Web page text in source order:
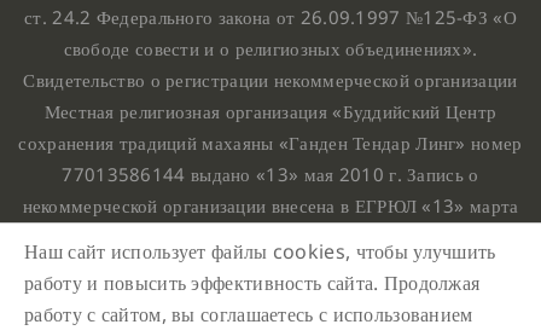
ст. 24.2 Федерального закона от 26.09.1997 №125-ФЗ «О
свободе совести и о религиозных объединениях».
Свидетельство о регистрации некоммерческой организации
Местная религиозная организация «Буддийский Центр
сохранения традиций махаяны «Ганден Тендар Линг» номер
77013586144 выдано «13» мая 2010 г. Запись о
некоммерческой организации внесена в ЕГРЮЛ «13» марта
номером 1107799015708.
Ганден Тендар Линг © 2020 Все права защищены
Наш сайт использует файлы cookies, чтобы улучшить
работу и повысить эффективность сайта. Продолжая
работу с сайтом, вы соглашаетесь с использованием